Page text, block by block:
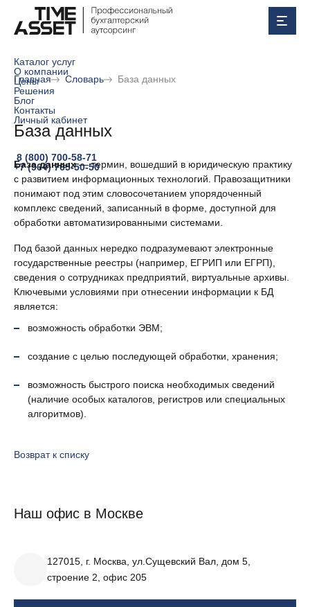
Главная Словарь База данных
База данных
База данных— термин, вошедший в юридическую практику
с развитием информационных технологий. Правозащитники
понимают под этим словосочетанием упорядоченный
комплекс сведений, записанный в форме, доступной для
обработки автоматизированными системами.
Под базой данных нередко подразумевают электронные
государственные реестры (например, ЕГРИП или ЕГРП),
сведения о сотрудниках предприятий, виртуальные архивы.
Ключевыми условиями при отнесении информации к БД
является:
возможность обработки ЭВМ;
создание с целью последующей обработки, хранения;
возможность быстрого поиска необходимых сведений
(наличие особых каталогов, регистров или специальных
алгоритмов).
Возврат к списку
Наш офис в Москве
127015, г. Москва, ул.Сущевский Вал, дом 5,
строение 2, офис 205
Каталог услуг
О компании
Цены
Решения
Блог
Контакты
Личный кабинет
8 (800) 700-58-71
+7 (964) 765-50-50